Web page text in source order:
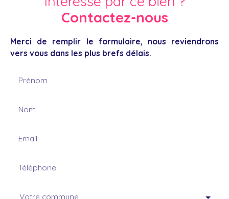
Contactez-nous
Merci de remplir le formulaire, nous reviendrons
vers vous dans les plus brefs délais.
Prénom
Nom
Email
Téléphone
Votre commune